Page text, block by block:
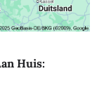
Huis: